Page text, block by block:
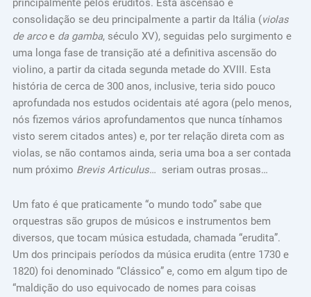
principalmente pelos eruditos. Esta ascensão e
consolidação se deu principalmente a partir da Itália (violas
de arcoe da gamba, século XV), seguidas pelo surgimento e
uma longa fase de transição até a definitiva ascensão do
violino, a partir da citada segunda metade do XVIII. Esta
história de cerca de 300 anos, inclusive, teria sido pouco
aprofundada nos estudos ocidentais até agora (pelo menos,
nós fizemos vários aprofundamentos que nunca tínhamos
visto serem citados antes) e, por ter relação direta com as
violas, se não contamos ainda, seria uma boa a ser contada
num próximo Brevis Articulus… seriam outras prosas…
Um fato é que praticamente “o mundo todo” sabe que
orquestras são grupos de músicos e instrumentos bem
diversos, que tocam música estudada, chamada “erudita”.
Um dos principais períodos da música erudita (entre 1730 e
1820) foi denominado “Clássico” e, como em algum tipo de
“maldição do uso equivocado de nomes para coisas